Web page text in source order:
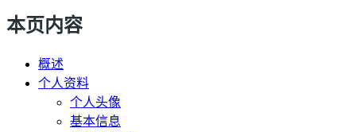
本页内容
概述
个人资料
个人头像
基本信息